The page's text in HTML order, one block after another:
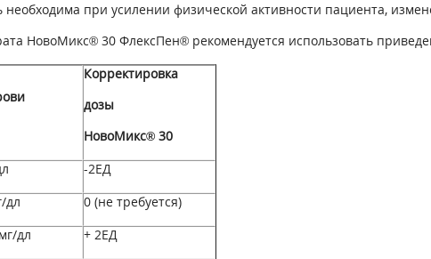
при усилении физической активности пациента,
НовоМикс® 30 ФлексПен® рекомендуется использовать
Корректировка
дозы
НовоМикс® 30
-2ЕД
дл
0 (не требуется)
дл + 2ЕД